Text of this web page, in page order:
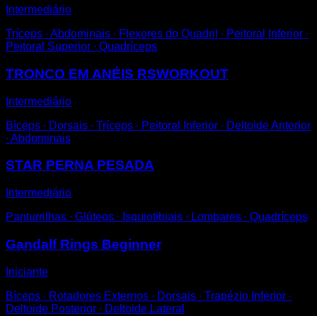
Intermediário
Tríceps ∙ Abdominais ∙ Flexores do Quadril ∙ Peitoral Inferior ∙
Peitoral Superior ∙ Quadríceps
TRONCO EM ANÉIS RSWORKOUT
Intermediário
Bíceps ∙ Dorsais ∙ Tríceps ∙ Peitoral Inferior ∙ Deltoide Anterior
∙ Abdominais
STAR PERNA PESADA
Intermediário
Panturrilhas ∙ Glúteos ∙ Isquiotibiais ∙ Lombares ∙ Quadríceps
Gandalf Rings Beginner
Iniciante
Bíceps ∙ Rotadores Externos ∙ Dorsais ∙ Trapézio Inferior ∙
Deltoide Posterior ∙ Deltoide Lateral